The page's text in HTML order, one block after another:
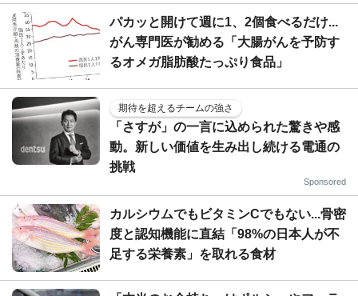
パカッと開けて週に1、2個食べるだけ...
がん専門医が勧める「大腸がんを予防す
るオメガ脂肪酸たっぷり食品」
期待を超えるチームの強さ
「さすが」の一言に込められた驚きや感
動。新しい価値を生み出し続ける電通の
挑戦
Sponsored
カルシウムでもビタミンCでもない...骨密
度と認知機能に直結「98%の日本人が不
足する栄養素」を取れる食材